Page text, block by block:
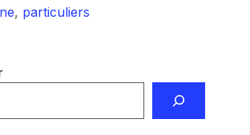
, particuliers